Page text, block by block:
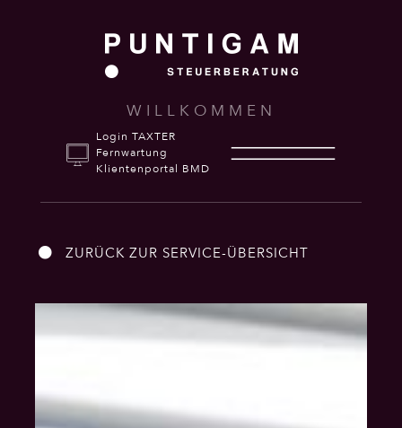
WILLKOMMEN
Login TAXTER
Fernwartung
Klientenportal BMD
ZURÜCK ZUR SERVICE-ÜBERSICHT